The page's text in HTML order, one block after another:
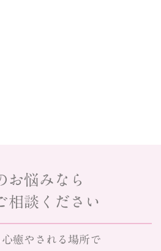
お悩みなら
相談ください
癒やされる場所で